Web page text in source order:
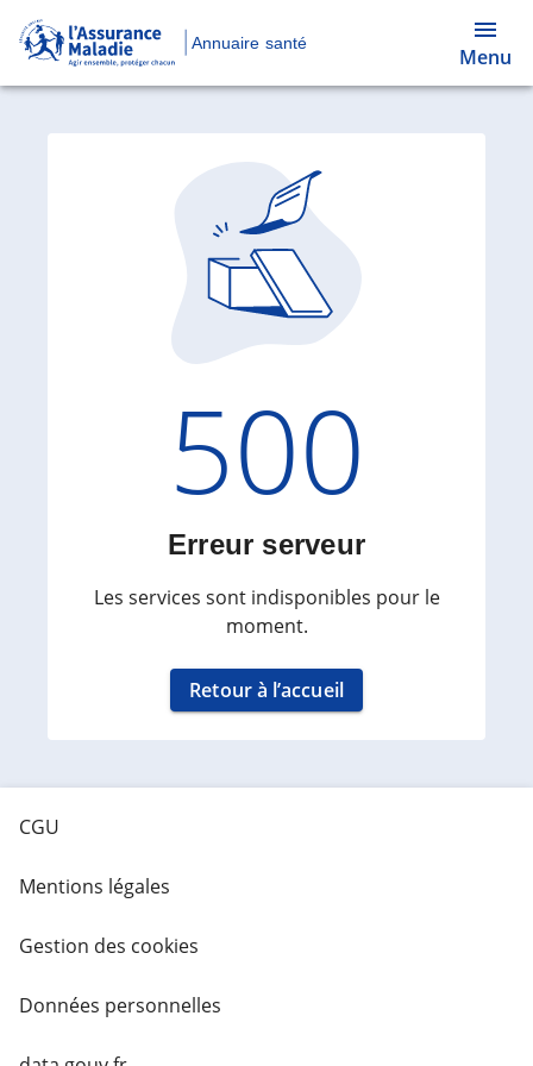
Annuaire santé
Menu
Code
500
Erreur serveur
Les services sont indisponibles pour le
moment.
Retour à l’accueil
CGU
Mentions légales
Gestion des cookies
Données personnelles